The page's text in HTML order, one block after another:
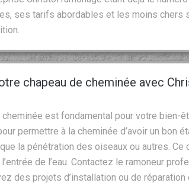
ses tarifs abordables et les moins chers
chapeau de cheminée avec
est fondamental pour votre bien-
permettre à la cheminée d’avoir un bon
la pénétration des oiseaux ou autres. Ce
de l’eau. Contactez le ramoneur
des projets d’installation ou de réparation